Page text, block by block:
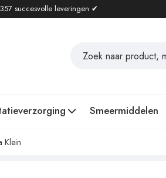
succesvolle leveringen ✔
Smeermiddelen
Klein